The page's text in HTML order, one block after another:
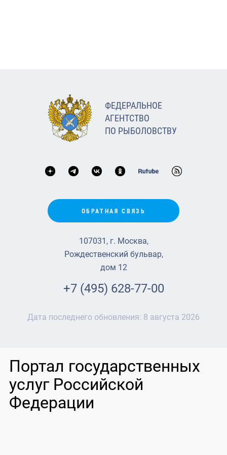
ФЕДЕРАЛЬНОЕ
АГЕНТСТВО
ПО РЫБОЛОВСТВУ
ОБРАТНАЯ СВЯЗЬ
107031, г. Москва,
Рождественский бульвар,
дом 12
+7 (495) 628-77-00
Дата последнего обновления: 8 августа 2026
Портал государственных
услуг Российской
Федерации